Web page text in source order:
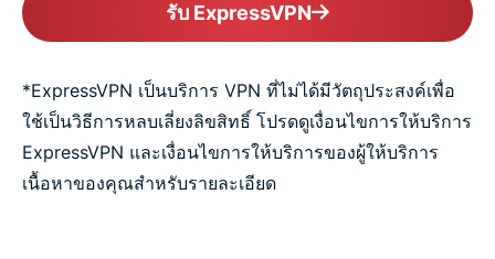
รับ ExpressVPN
*ExpressVPN เป็นบริการ VPN ที่ไม่ได้มีวัตถุประสงค์เพื่อ
ใช้เป็นวิธีการหลบเลี่ยงลิขสิทธิ์ โปรดดูเงื่อนไขการให้บริการ
ExpressVPN และเงื่อนไขการให้บริการของผู้ให้บริการ
เนื้อหาของคุณสำหรับรายละเอียด